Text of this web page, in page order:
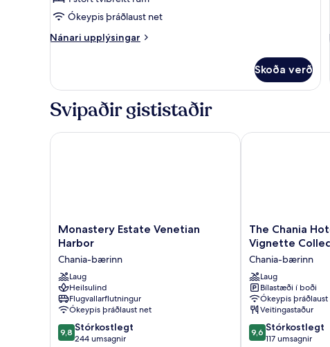
Ókeypis þráðlaust net
Nánari upplýsingar
Nánari
Style
Skoða verð
Svipaðir gististaðir
Monastery
Estate
Harbor
Chania-
bærinn
Monastery Estate Venetian
Harbor
Chania-bærinn
Laug
Heilsulind
Flugvallarflutningur
Ókeypis þráðlaust net
9.8
af
9,8 Stórkostlegt
244 umsagnir
Monastery Estate Venetian Harbor
The
Chania
Hotel
Crete,
Vignette
Collection
by
IHG
Chania-
bærinn
The Chania
Vignette
Chania-bærinn
Laug
Bílastæði í boði
Ókeypis
Veitingastaður
9.6
af
9,6 Stórkostlegt
117 umsagnir
The Chania